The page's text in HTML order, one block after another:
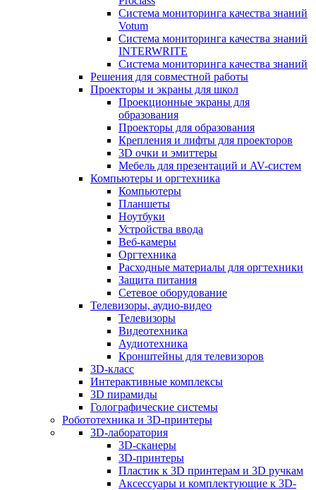
Система мониторинга качества знаний
Votum
Система мониторинга качества знаний
INTERWRITE
Система мониторинга качества знаний
Решения для совместной работы
Проекторы и экраны для школ
Проекционные экраны для
образования
Проекторы для образования
Крепления и лифты для проекторов
3D очки и эмиттеры
Мебель для презентаций и AV-систем
Компьютеры и оргтехника
Компьютеры
Планшеты
Ноутбуки
Устройства ввода
Веб-камеры
Оргтехника
Расходные материалы для оргтехники
Защита питания
Сетевое оборудование
Телевизоры, аудио-видео
Телевизоры
Видеотехника
Аудиотехника
Кронштейны для телевизоров
3D-класс
Интерактивные комплексы
3D пирамиды
Голографические системы
Робототехника и 3D-принтеры
3D-лаборатория
3D-сканеры
3D-принтеры
Пластик к 3D принтерам и 3D ручкам
Аксессуары и комплектующие к 3D-